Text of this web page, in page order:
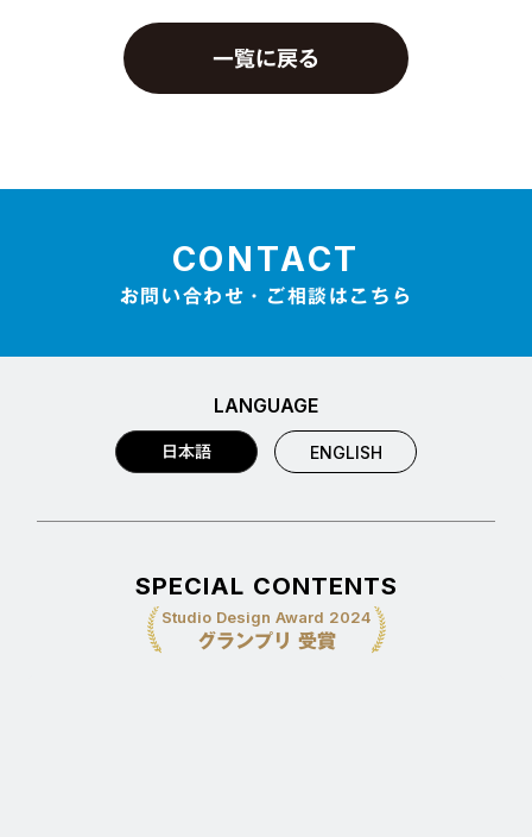
一覧に戻る
CONTACT
お問い合わせ・ご相談はこちら
LANGUAGE
日本語 ENGLISH
SPECIAL CONTENTS
Studio Design Award 2024
グランプリ 受賞